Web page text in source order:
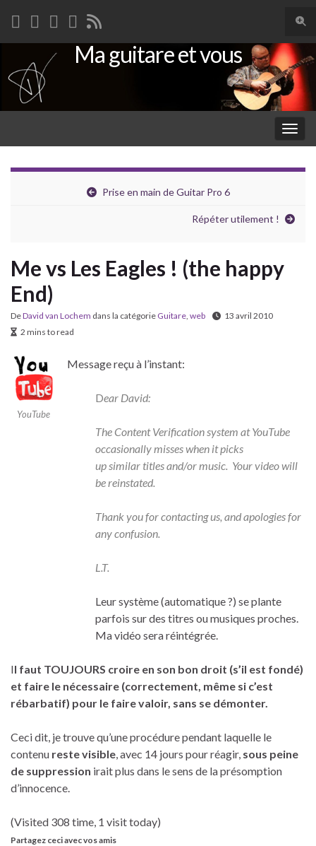
Search for:
Ma guitare et vous
Prise en main de Guitar Pro 6
Répéter utilement !
Me vs Les Eagles ! (the happy
End)
DeDavid van Lochem dans la catégorie Guitare web
13 avril 2010
2 mins to read
YouTube
Message reçu à l’instant:
Dear David:
The Content Verification system at YouTube
occasionally misses when it picks
up similar titles and/or music. Your video will
be reinstated.
Thank you for contacting us, and apologies for
any confusion.
L.T.
Leur système (automatique ?) se plante
parfois sur des titres ou musiques proches.
Ma vidéo sera réintégrée.
Il faut TOUJOURS croire en son bon droit (s’il est fondé)
et faire le nécessaire (correctement, même si c’est
rébarbatif) pour le faire valoir, sans se démonter.
Ceci dit, je trouve qu’une procédure pendant laquelle le
contenu reste visible , avec 14 jours pour réagir, sous peine
de suppression irait plus dans le sens de la présomption
d’innocence.
(Visited 308 time, 1 visit today)
Partagez ceci avec vos amis